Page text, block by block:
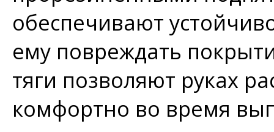
обеспечивают
ему повреждать
тяги позволяют руках
комфортно во время